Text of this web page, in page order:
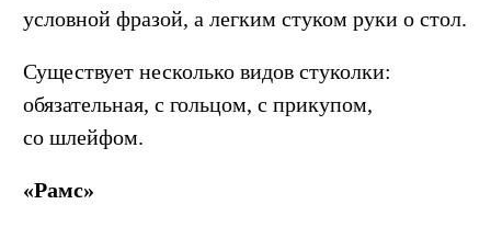
условной фразой, а легким стуком руки о стол.
Существует несколько видов стуколки:
обязательная, с гольцом, с прикупом,
со шлейфом.
«Рамс»